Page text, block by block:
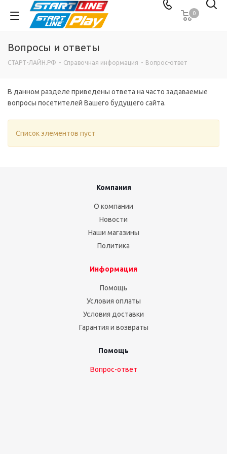
0
Вопросы и ответы
СТАРТ-ЛАЙН.РФ - Справочная информация - Вопрос-ответ
В данном разделе приведены ответа на часто задаваемые
вопросы посетителей Вашего будущего сайта.
Список элементов пуст
Компания
О компании
Новости
Наши магазины
Политика
Информация
Помощь
Условия оплаты
Условия доставки
Гарантия и возвраты
Помощь
Вопрос-ответ